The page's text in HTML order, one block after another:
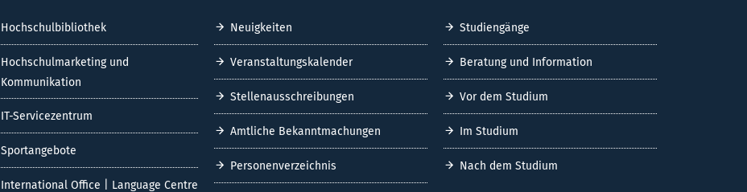
Hochschulbibliothek
Hochschulmarketing und
Kommunikation
IT-Servicezentrum
Sportangebote
International Office | Language Centre
Neuigkeiten
Veranstaltungskalender
Stellenausschreibungen
Amtliche Bekanntmachungen
Personenverzeichnis
Studiengänge
Beratung und Information
Vor dem Studium
Im Studium
Nach dem Studium